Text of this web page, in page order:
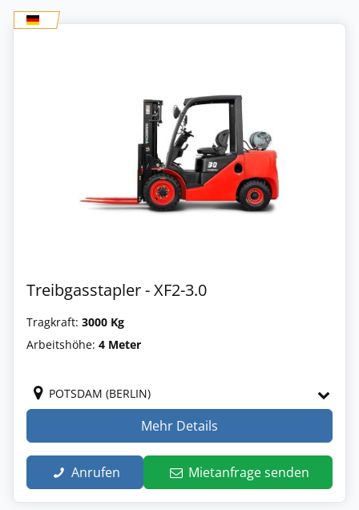
Treibgasstapler - XF2-3.0
Tragkraft: 3000 Kg
Arbeitshöhe: 4 Meter
POTSDAM (BERLIN)
Mehr Details
Anrufen Mietanfrage senden